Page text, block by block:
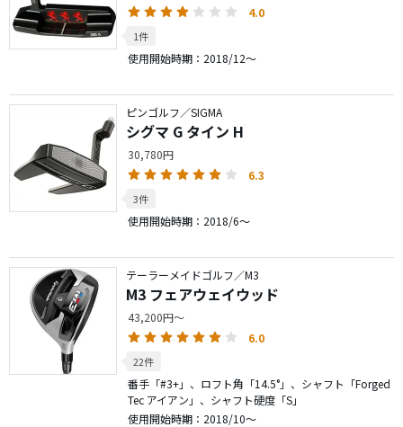
4.0
1件
使用開始時期：2018/12～
ピンゴルフ／SIGMA
シグマ G タイン H
30,780円
6.3
3件
使用開始時期：2018/6～
テーラーメイドゴルフ／M3
M3 フェアウェイウッド
43,200円～
6.0
22件
番手「#3+」、ロフト角「14.5°」、シャフト「Forged
Tec アイアン」、シャフト硬度「S」
使用開始時期：2018/10～